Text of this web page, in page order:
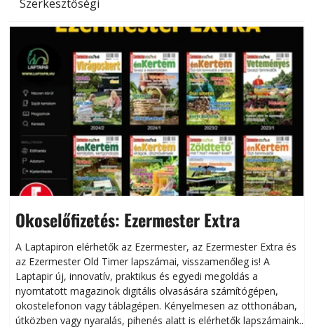
Szerkesztőségi
Okoselőfizetés: Ezermester Extra
A Laptapiron elérhetők az Ezermester, az Ezermester Extra és
az Ezermester Old Timer lapszámai, visszamenőleg is! A
Laptapir új, innovatív, praktikus és egyedi megoldás a
nyomtatott magazinok digitális olvasására számítógépen,
okostelefonon vagy táblagépen. Kényelmesen az otthonában,
útközben vagy nyaralás, pihenés alatt is elérhetők lapszámaink.